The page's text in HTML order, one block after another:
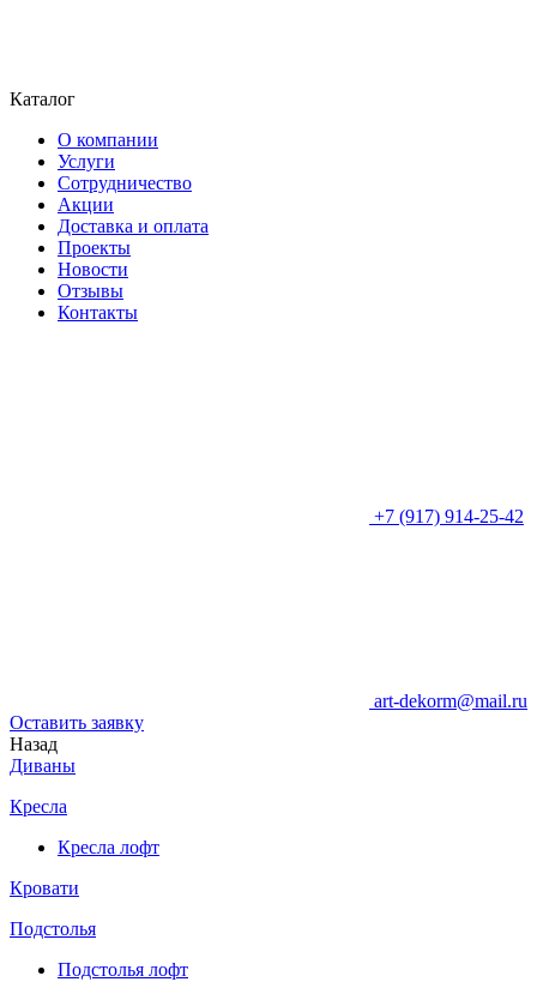
Каталог
О компании
Услуги
Сотрудничество
Акции
Доставка и оплата
Проекты
Новости
Отзывы
Контакты
+7 (917) 914-25-42
art-dekorm@mail.ru
Оставить заявку
Назад
Диваны
Кресла
Кресла лофт
Кровати
Подстолья
Подстолья лофт